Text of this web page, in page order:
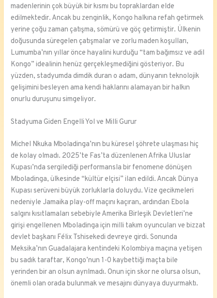
madenlerinin çok büyük bir kısmı bu topraklardan elde
edilmektedir. Ancak bu zenginlik, Kongo halkına refah getirmek
yerine çoğu zaman çatışma, sömürü ve göç getirmiştir. Ülkenin
doğusunda süregelen çatışmalar ve zorlu maden koşulları,
Lumumba’nın yıllar önce hayalini kurduğu “tam bağımsız ve adil
Kongo” idealinin henüz gerçekleşmediğini gösteriyor. Bu
yüzden, stadyumda dimdik duran o adam, dünyanın teknolojik
gelişimini besleyen ama kendi haklarını alamayan bir halkın
onurlu duruşunu simgeliyor.
Stadyuma Giden Engelli Yol ve Milli Gurur
Michel Nkuka Mboladinga’nın bu küresel şöhrete ulaşması hiç
de kolay olmadı. 2025’te Fas’ta düzenlenen Afrika Uluslar
Kupası’nda sergilediği performansla bir fenomene dönüşen
Mboladinga, ülkesinde “kültür elçisi” ilan edildi. Ancak Dünya
Kupası serüveni büyük zorluklarla doluydu. Vize gecikmeleri
nedeniyle Jamaika play-off maçını kaçıran, ardından Ebola
salgını kısıtlamaları sebebiyle Amerika Birleşik Devletleri’ne
girişi engellenen Mboladinga için milli takım oyuncuları ve bizzat
devlet başkanı Félix Tshisekedi devreye girdi. Sonunda
Meksika’nın Guadalajara kentindeki Kolombiya maçına yetişen
bu sadık taraftar, Kongo’nun 1-0 kaybettiği maçta bile
yerinden bir an olsun ayrılmadı. Onun için skor ne olursa olsun,
önemli olan orada bulunmak ve mesajını dünyaya duyurmaktı.